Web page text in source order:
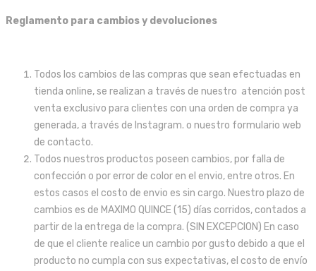
Reglamento para cambios y devoluciones
Todos los cambios de las compras que sean efectuadas en
tienda online, se realizan a través de nuestro atención post
venta exclusivo para clientes con una orden de compra ya
generada, a través de Instagram. o nuestro formulario web
de contacto.
Todos nuestros productos poseen cambios, por falla de
confección o por error de color en el envio, entre otros. En
estos casos el costo de envio es sin cargo. Nuestro plazo de
cambios es de MAXIMO QUINCE (15) días corridos, contados a
partir de la entrega de la compra. (SIN EXCEPCION) En caso
de que el cliente realice un cambio por gusto debido a que el
producto no cumpla con sus expectativas, el costo de envío